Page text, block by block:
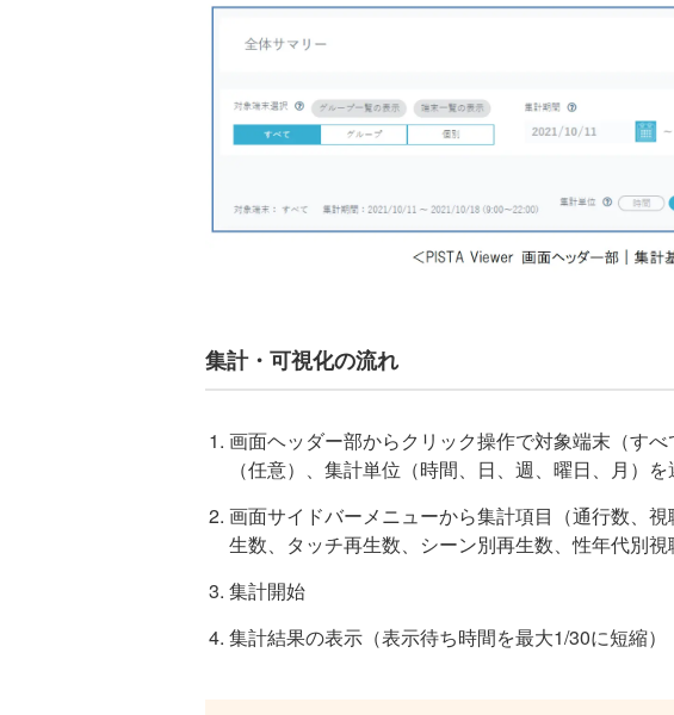
集計・可視化の流れ
画面ヘッダー部からクリック操作で対象端末（す
（任意）、集計単位（時間、日、週、曜日、月）を
画面サイドバーメニューから集計項目（通行数、
生数、タッチ再生数、シーン別再生数、性年代別
集計開始
集計結果の表示（表示待ち時間を最大1/30に短縮）